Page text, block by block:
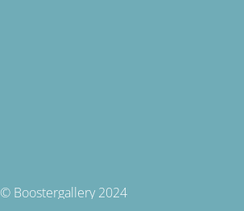
© Boostergallery 2024